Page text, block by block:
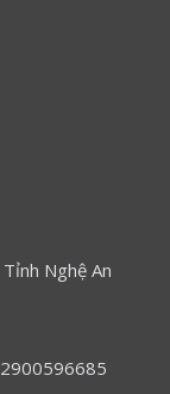
Nghệ An